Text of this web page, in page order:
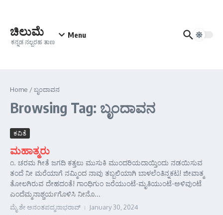
ಚಿಲುಮೆ
ಕನ್ನಡ ನಲ್ಬರಹ ತಾಣ
Menu
Home /ಬೃಂದಾವನ
Browsing Tag: ಬೃಂದಾವನ
ಕವಿತೆ
ಮಹಾತ್ಮರು
೧. ಚರಮ ಗೀತೆ ಜಗದಿ ಕತ್ತಲು ಮುಸುಕಿ ಮುಂದರಿಯದಾಯ್ತಿಂದು ನಡಯಿಸುವ
ತಂದೆ ನೀ ಮರೆಯಾಗೆ ನಮ್ಮಿಂದ ನಾವು ತಬ್ಬಲಿಯಾಗಿ ಬಾಳಲೆ೦ತಿನ್ನಕಟ! ಜೀವಾತ್ಮ
ತೋಲಗಿರುವ ದೇಹದಂತೆ! ಗಾಂಧಿಗುಂ ಜರೆಯುಂಟೆ-ಮೃತಿಯುಂಟೆ-ಅಳಿವುಂಟೆ
ಎಂದೆಮ್ಮನಾಶ್ಚರ್ಯಗೊಳಿಸಿ ನೀನೊ...
ಮೈ ಶೇ ಅನಂತಪದ್ಮನಾಭರಾವ್ January 30, 2024